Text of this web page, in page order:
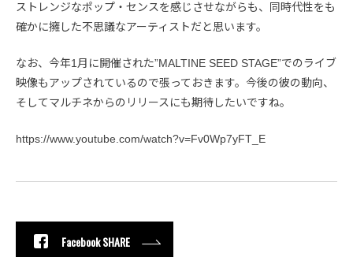
ストレンジなポップ・センスを感じさせながらも、同時代性をも
確かに擁した不思議なアーティストだと思います。
なお、今年1月に開催された”MALTINE SEED STAGE”でのライブ
映像もアップされているので張っておきます。今後の彼の動向、
そしてマルチネからのリリースにも期待したいですね。
https://www.youtube.com/watch?v=Fv0Wp7yFT_E
Facebook SHARE